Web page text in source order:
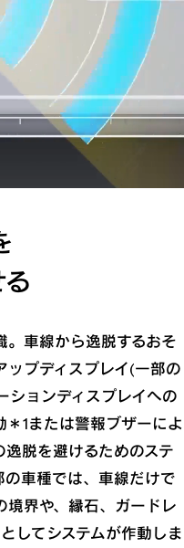
車線から逸脱するおそ
プディスプレイ(一部の
ションディスプレイへの
1または警報ブザーによ
脱を避けるためのステ
車種では、車線だけで
界や、縁石、ガードレ
してシステムが作動しま